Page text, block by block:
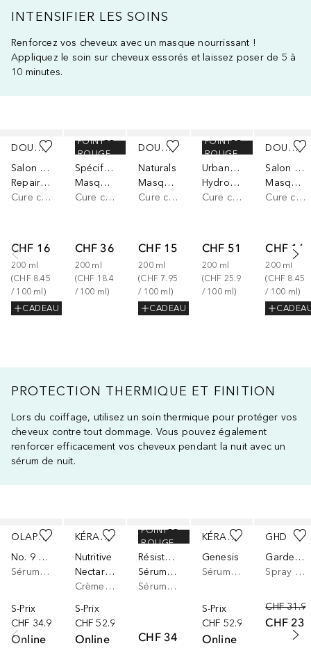
INTENSIFIER LES SOINS
Renforcez vos cheveux avec un masque nourrissant !
Appliquez le soin sur cheveux essorés et laissez poser de 5 à
10 minutes.
DOUGLAS COLLECTION
Salon Hair
Repair & Smooth Nourishing Mask
Cure cheveux
CHF 16.90
200 ml
(CHF 8.45
/ 100 ml )
CADEAU
KÉRASTASE
Spécifique
Masque Rehydratant
Cure cheveux
CHF 36.90
200 ml
(CHF 18.45
/ 100 ml)
POINT
ROUGE
DOUGLAS COLLECTION
Naturals
Masque nourrissant
Cure cheveux
CHF 15.90
200 ml
(CHF 7.95
/ 100 ml )
CADEAU
SHU UEMURA
Urban Moisture
Hydro-Nourishing Treatment
Cure cheveux
CHF 51.90
200 ml
(CHF 25.95
/ 100 ml)
POINT
ROUGE
DOUGLAS COLLECTION
Salon Hair
Masque hydratant Hydrate & Refresh
Cure cheveux
CHF
200 ml
(CHF 8.45
/ 100 ml )
PROTECTION THERMIQUE ET FINITION
Lors du coiffage, utilisez un soin thermique pour protéger vos
cheveux contre tout dommage. Vous pouvez également
renforcer efficacement vos cheveux pendant la nuit avec un
sérum de nuit.
OLAPLEX
No. 9 Bond Protective
Sérum cheveux
S-Prix
CHF 34.90
Online
KÉRASTASE
Nutritive
Nectar Thermique
Crème cheveux
S-Prix
CHF 52.90
Online
KÉRASTASE
Résistance
Sérum Thérapiste
Sérum cheveux
CHF 34.90
POINT
ROUGE
KÉRASTASE
Genesis
Sérum cheveux
S-Prix
CHF 52.90
Online
GHD
Garde du corps
Spray thermo-protecteur
CHF
CHF